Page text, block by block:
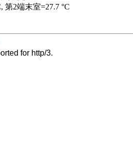
for http/3.